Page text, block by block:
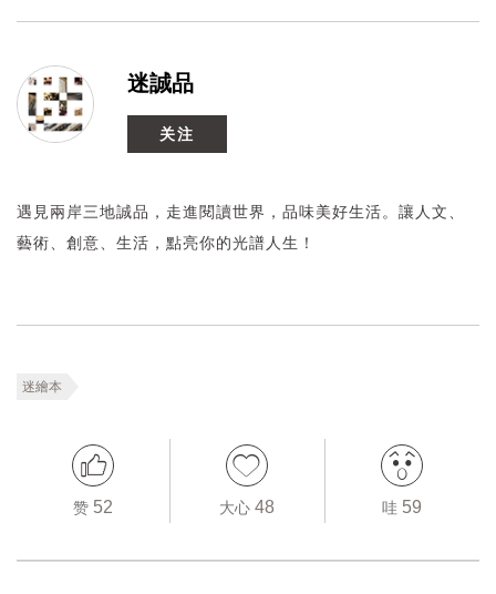
迷誠品
关注
遇見兩岸三地誠品，走進閱讀世界，品味美好生活。讓人文、
藝術、創意、生活，點亮你的光譜人生！
迷繪本
赞 52 大心48 哇 59